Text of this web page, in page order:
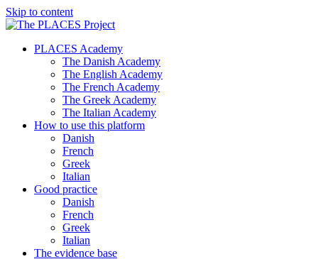
Skip to content
PLACES Academy
The Danish Academy
The English Academy
The French Academy
The Greek Academy
The Italian Academy
How to use this platform
Danish
French
Greek
Italian
Good practice
Danish
French
Greek
Italian
The evidence base